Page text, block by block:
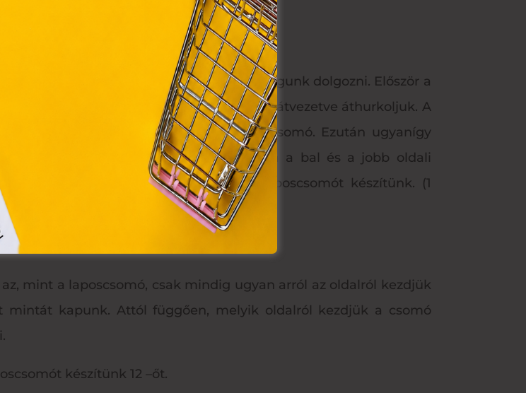
laposcsomókat fogunk készíteni.
hívjuk. A két szélső szállal fogunk dolgozni. Először a
majd a jobb oldali szálat hátulról átvezetve áthurkoljuk. A
a vezetőszálra. Ez eddig egy fél laposcsomó. Ezután ugyanígy
a bal oldalival hurkolunk. Így váltogatva a bal és a jobb oldali
erősre húzzuk meg a csomókat. 12 laposcsomót készítünk. (1
felel meg.)
is hívják:
mint a laposcsomó, csak mindig ugyan arról az oldalról kezdjük
mintát kapunk. Attól függően, melyik oldalról kezdjük a csomó
készítünk 12 –őt.
a felhasználók hozzájárulását kell kérniük.
a beállításokat